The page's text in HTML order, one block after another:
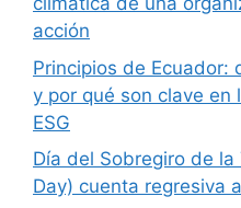
acción
Principios de Ecuador:
y por qué son clave en
ESG
Día del Sobregiro de
Day) cuenta regresiva